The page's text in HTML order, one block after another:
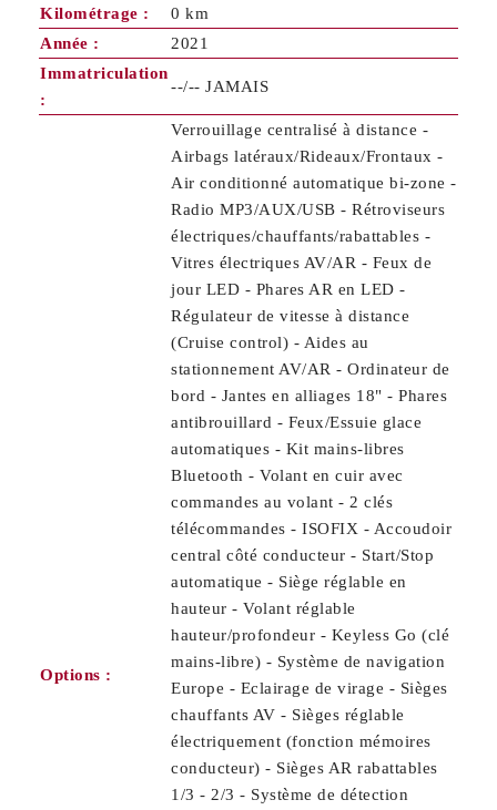
Kilométrage :
0 km
Année :
2021
Immatriculation
:
--/-- JAMAIS
Options :
Verrouillage centralisé à distance -
Airbags latéraux/Rideaux/Frontaux -
Air conditionné automatique bi-zone -
Radio MP3/AUX/USB - Rétroviseurs
électriques/chauffants/rabattables -
Vitres électriques AV/AR - Feux de
jour LED - Phares AR en LED -
Régulateur de vitesse à distance
(Cruise control) - Aides au
stationnement AV/AR - Ordinateur de
bord - Jantes en alliages 18" - Phares
antibrouillard - Feux/Essuie glace
automatiques - Kit mains-libres
Bluetooth - Volant en cuir avec
commandes au volant - 2 clés
télécommandes - ISOFIX - Accoudoir
central côté conducteur - Start/Stop
automatique - Siège réglable en
hauteur - Volant réglable
hauteur/profondeur - Keyless Go (clé
mains-libre) - Système de navigation
Europe - Eclairage de virage - Sièges
chauffants AV - Sièges réglable
électriquement (fonction mémoires
conducteur) - Sièges AR rabattables
1/3 - 2/3 - Système de détection